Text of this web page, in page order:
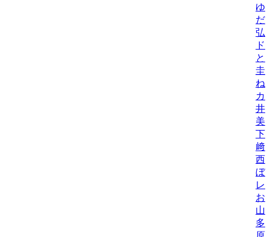
ゆ
だ
弘
ド
と
圭/
ね
カ
井
美/
下
﨑
西
ぼ/
レ
お
山
多